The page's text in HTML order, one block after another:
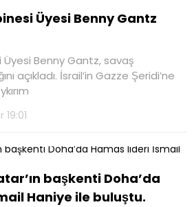
Üyesi Benny Gantz
Üyesi Benny Gantz, savaş
açıkladı. İsrail’in Gazze Şeridi’ne
başkenti Doha’da
Haniye ile buluştu.